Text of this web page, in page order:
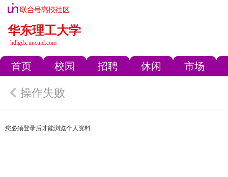
华东理工大学
hdlgdx.uncuid.com
首页 校园 招聘 休闲 市场
操作失败
您必须登录后才能浏览个人资料